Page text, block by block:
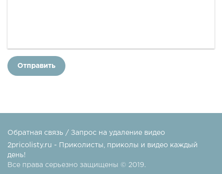
Отправить
Обратная связь / Запрос на удаление видео
2pricolisty.ru - Приколисты, приколы и видео каждый
день!
Все права серьезно защищены © 2019.